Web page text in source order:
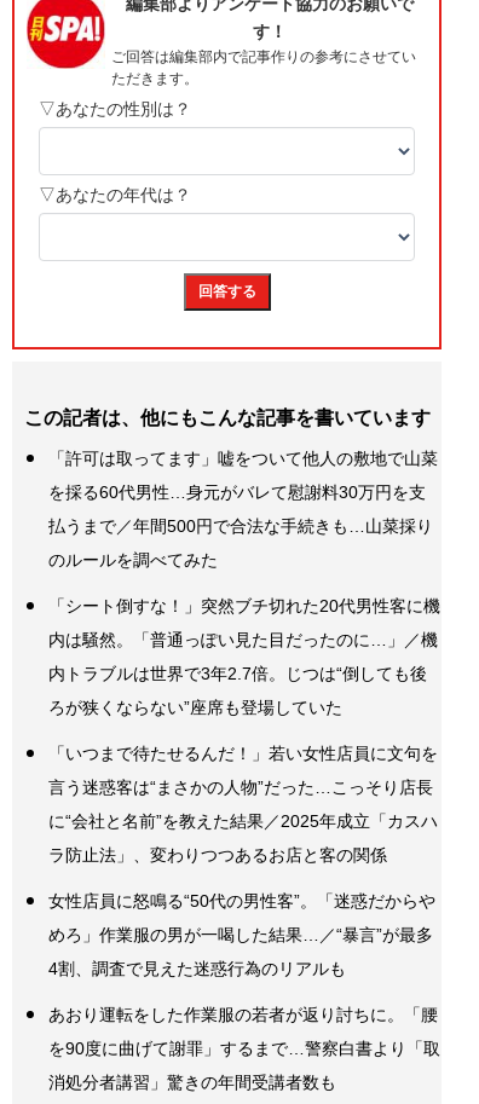
この記者は、他にもこんな記事を書いています
「許可は取ってます」嘘をついて他人の敷地で山菜
を採る60代男性…身元がバレて慰謝料30万円を支
払うまで／年間500円で合法な手続きも…山菜採り
のルールを調べてみた
「シート倒すな！」突然ブチ切れた20代男性客に機
内は騒然。「普通っぽい見た目だったのに…」／機
内トラブルは世界で3年2.7倍。じつは“倒しても後
ろが狭くならない”座席も登場していた
「いつまで待たせるんだ！」若い女性店員に文句を
言う迷惑客は“まさかの人物”だった…こっそり店長
に“会社と名前”を教えた結果／2025年成立「カスハ
ラ防止法」、変わりつつあるお店と客の関係
女性店員に怒鳴る“50代の男性客”。「迷惑だからや
めろ」作業服の男が一喝した結果…／“暴言”が最多
4割、調査で見えた迷惑行為のリアルも
あおり運転をした作業服の若者が返り討ちに。「腰
を90度に曲げて謝罪」するまで…警察白書より「取
消処分者講習」驚きの年間受講者数も